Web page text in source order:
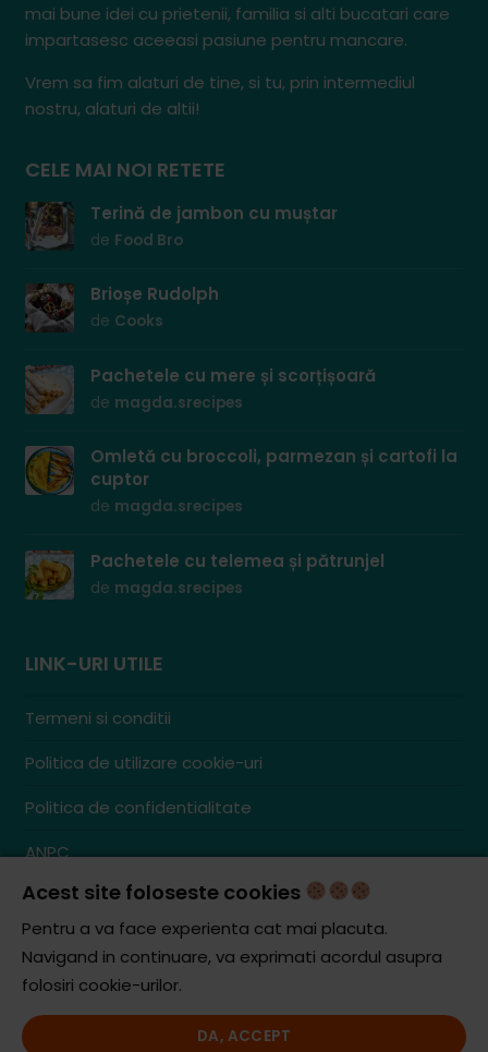
mai bune idei cu prietenii, familia si alti bucatari care
impartasesc aceeasi pasiune pentru mancare.
Vrem sa fim alaturi de tine, si tu, prin intermediul
nostru, alaturi de altii!
CELE MAI NOI RETETE
Terină de jambon cu muștar
de Food Bro
Brioșe Rudolph
de Cooks
Pachetele cu mere și scorțișoară
de magda.srecipes
Omletă cu broccoli, parmezan și cartofi la
cuptor
de magda.srecipes
Pachetele cu telemea și pătrunjel
de magda.srecipes
LINK-URI UTILE
Termeni si conditii
Politica de utilizare cookie-uri
Politica de confidentialitate
ANPC
Contact
S.C. ZENCOM MEDIA GROUP SRL
J20/1379/2017
© iCooking.ro. Toate drepturile rezervate.
Acest site foloseste cookies
Pentru a va face experienta cat mai placuta.
Navigand in continuare, va exprimati acordul asupra
folosiri cookie-urilor.
DA, ACCEPT